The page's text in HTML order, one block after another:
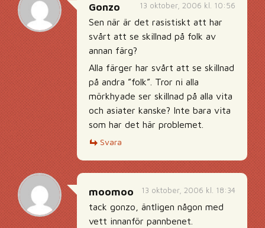
13 oktober, 2006 kl. 10:56
Gonzo
Sen när är det rasistiskt att har
svårt att se skillnad på folk av
annan färg?
Alla färger har svårt att se skillnad
på andra ”folk”. Tror ni alla
mörkhyade ser skillnad på alla vita
och asiater kanske? Inte bara vita
som har det här problemet.
Svara
13 oktober, 2006 kl. 18:34
moomoo
tack gonzo, äntligen någon med
vett innanför pannbenet.